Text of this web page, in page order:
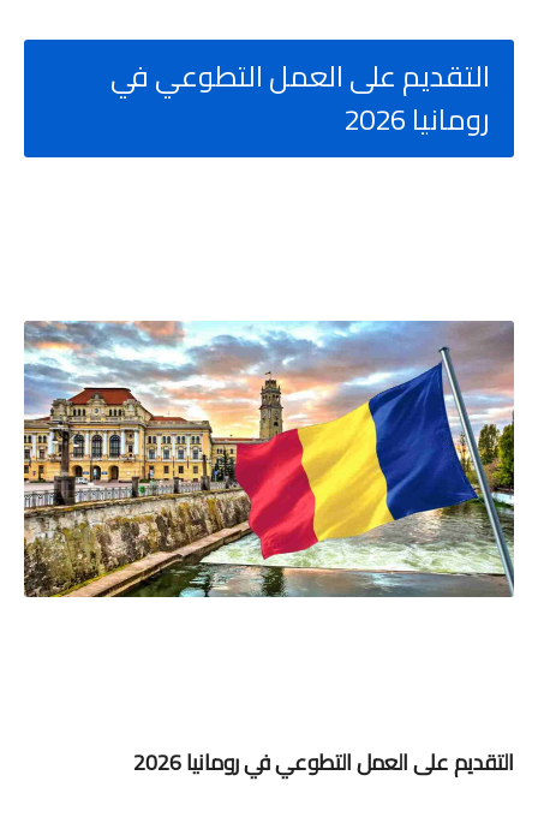
التقديم على العمل التطوعي في
رومانيا 2026
التقديم على العمل التطوعي في رومانيا 2026